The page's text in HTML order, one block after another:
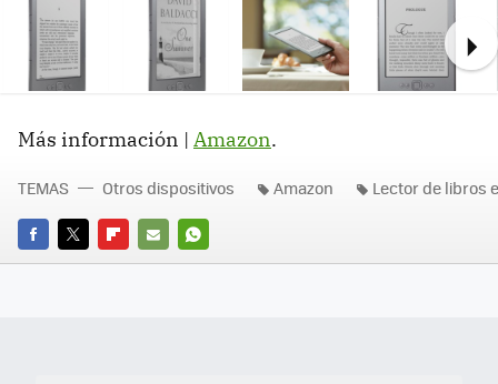
Más información | Amazon.
FACEBOOK
TWITTERFLIPBOARD
E-
WHATSAPP
TEMAS Otros dispositivos Amazon Lector de libros